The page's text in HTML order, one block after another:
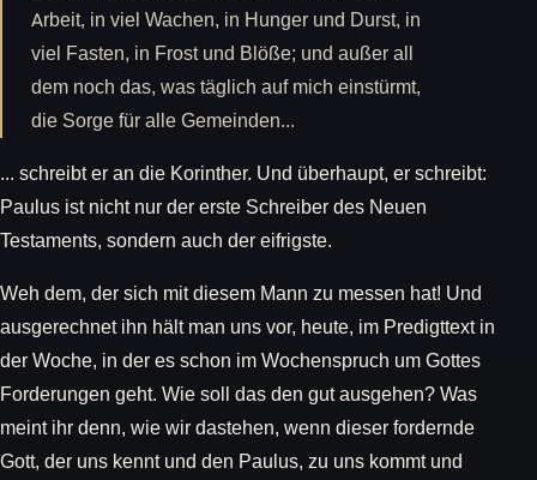
Arbeit, in viel Wachen, in Hunger und Durst, in
viel Fasten, in Frost und Blöße; und außer all
dem noch das, was täglich auf mich einstürmt,
die Sorge für alle Gemeinden...
... schreibt er an die Korinther. Und überhaupt, er schreibt:
Paulus ist nicht nur der erste Schreiber des Neuen
Testaments, sondern auch der eifrigste.
Weh dem, der sich mit diesem Mann zu messen hat! Und
ausgerechnet ihn hält man uns vor, heute, im Predigttext in
der Woche, in der es schon im Wochenspruch um Gottes
Forderungen geht. Wie soll das den gut ausgehen? Was
meint ihr denn, wie wir dastehen, wenn dieser fordernde
Gott, der uns kennt und den Paulus, zu uns kommt und